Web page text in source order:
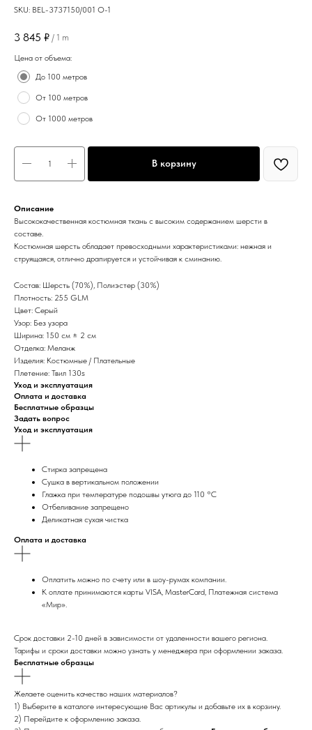
SKU: BEL-3737150/001 O-1
3 845 ₽ / 1 m
Цена от объема:
До 100 метров
От 100 метров
От 1000 метров
В корзину
Описание
Высококачественная костюмная ткань с высоким содержанием шерсти в
составе.
Костюмная шерсть обладает превосходными характеристиками: нежная и
струящаяся, отлично драпируется и устойчивая к сминанию.
Состав: Шерсть (70%), Полиэстер (30%)
Плотность: 255 GLM
Цвет: Серый
Узор: Без узора
Ширина: 150 см ± 2 см
Отделка: Меланж
Изделия: Костюмные / Плательные
Плетение: Твил 130s
Уход и эксплуатация
Оплата и доставка
Бесплатные образцы
Задать вопрос
Уход и эксплуатация
Стирка запрещена
Сушка в вертикальном положении
Глажка при температуре подошвы утюга до 110 °C
Отбеливание запрещено
Деликатная сухая чистка
Оплата и доставка
Оплатить можно по счету или в шоу-румах компании.
К оплате принимаются карты VISA, MasterCard, Платежная система
«Мир».
Срок доставки 2-10 дней в зависимости от удаленности вашего региона.
Тарифы и сроки доставки можно узнать у менеджера при оформлении заказа.
Бесплатные образцы
Желаете оценить качество наших материалов?
1) Выберите в каталоге интересующие Вас артикулы и добавьте их в корзину.
2) Перейдите к оформлению заказа.